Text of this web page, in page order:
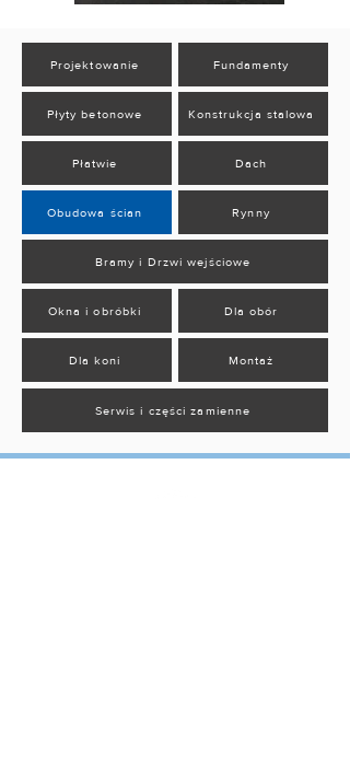
Projektowanie Fundamenty
Płyty betonowe Konstrukcja stalowa
Płatwie Dach
Obudowa ścian Rynny
Bramy i Drzwi wejściowe
Okna i obróbki Dla obór
Dla koni Montaż
Serwis i części zamienne